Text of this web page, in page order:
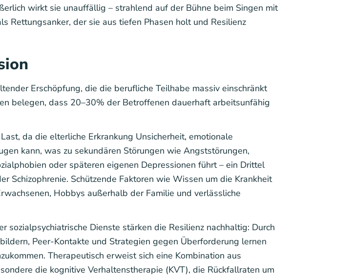
wirkt sie unauffällig – strahlend auf der Bühne beim Singen mit
Rettungsanker, der sie aus tiefen Phasen holt und Resilienz
Erschöpfung, die die berufliche Teilhabe massiv einschränkt
belegen, dass 20–30% der Betroffenen dauerhaft arbeitsunfähig
da die elterliche Erkrankung Unsicherheit, emotionale
kann, was zu sekundären Störungen wie Angststörungen,
oder späteren eigenen Depressionen führt – ein Drittel
Schizophrenie. Schützende Faktoren wie Wissen um die Krankheit
Hobbys außerhalb der Familie und verlässliche
Dienste stärken die Resilienz nachhaltig: Durch
Peer-Kontakte und Strategien gegen Überforderung lernen
Therapeutisch erweist sich eine Kombination aus
die kognitive Verhaltenstherapie (KVT), die Rückfallraten um